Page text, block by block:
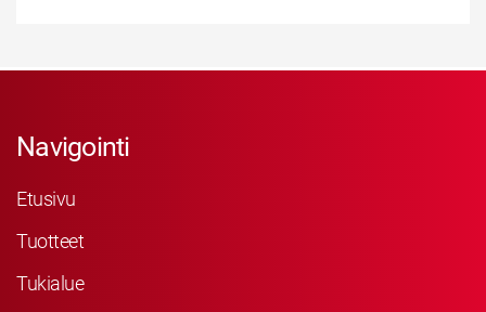
Navigointi
Etusivu
Tuotteet
Tukialue